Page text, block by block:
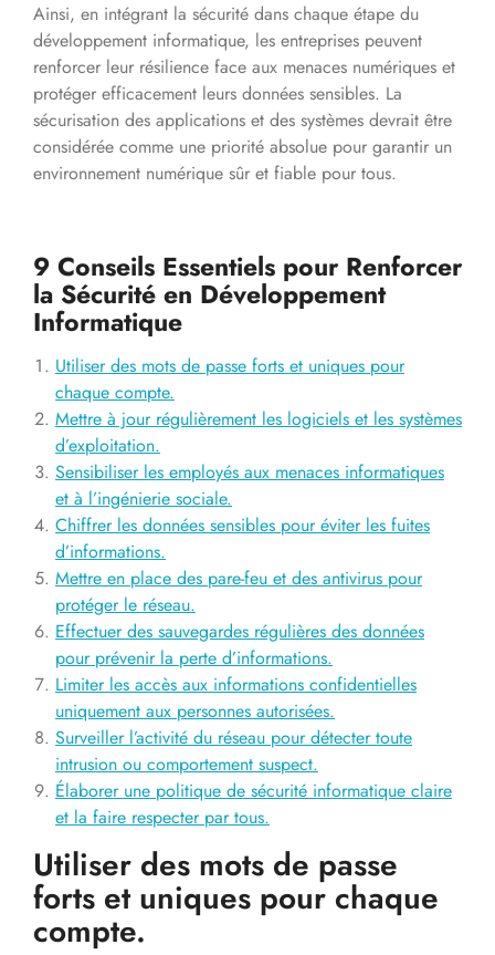
Ainsi, en intégrant la sécurité dans chaque étape du
développement informatique, les entreprises peuvent
renforcer leur résilience face aux menaces numériques et
protéger efficacement leurs données sensibles. La
sécurisation des applications et des systèmes devrait être
considérée comme une priorité absolue pour garantir un
environnement numérique sûr et fiable pour tous.
9 Conseils Essentiels pour Renforcer
la Sécurité en Développement
Informatique
Utiliser des mots de passe forts et uniques pour
chaque compte.
Mettre à jour régulièrement les logiciels et les systèmes
d’exploitation.
Sensibiliser les employés aux menaces informatiques
et à l’ingénierie sociale.
Chiffrer les données sensibles pour éviter les fuites
d’informations.
Mettre en place des pare-feu et des antivirus pour
protéger le réseau.
Effectuer des sauvegardes régulières des données
pour prévenir la perte d’informations.
Limiter les accès aux informations confidentielles
uniquement aux personnes autorisées.
Surveiller l’activité du réseau pour détecter toute
intrusion ou comportement suspect.
Élaborer une politique de sécurité informatique claire
et la faire respecter par tous.
Utiliser des mots de passe
forts et uniques pour chaque
compte.